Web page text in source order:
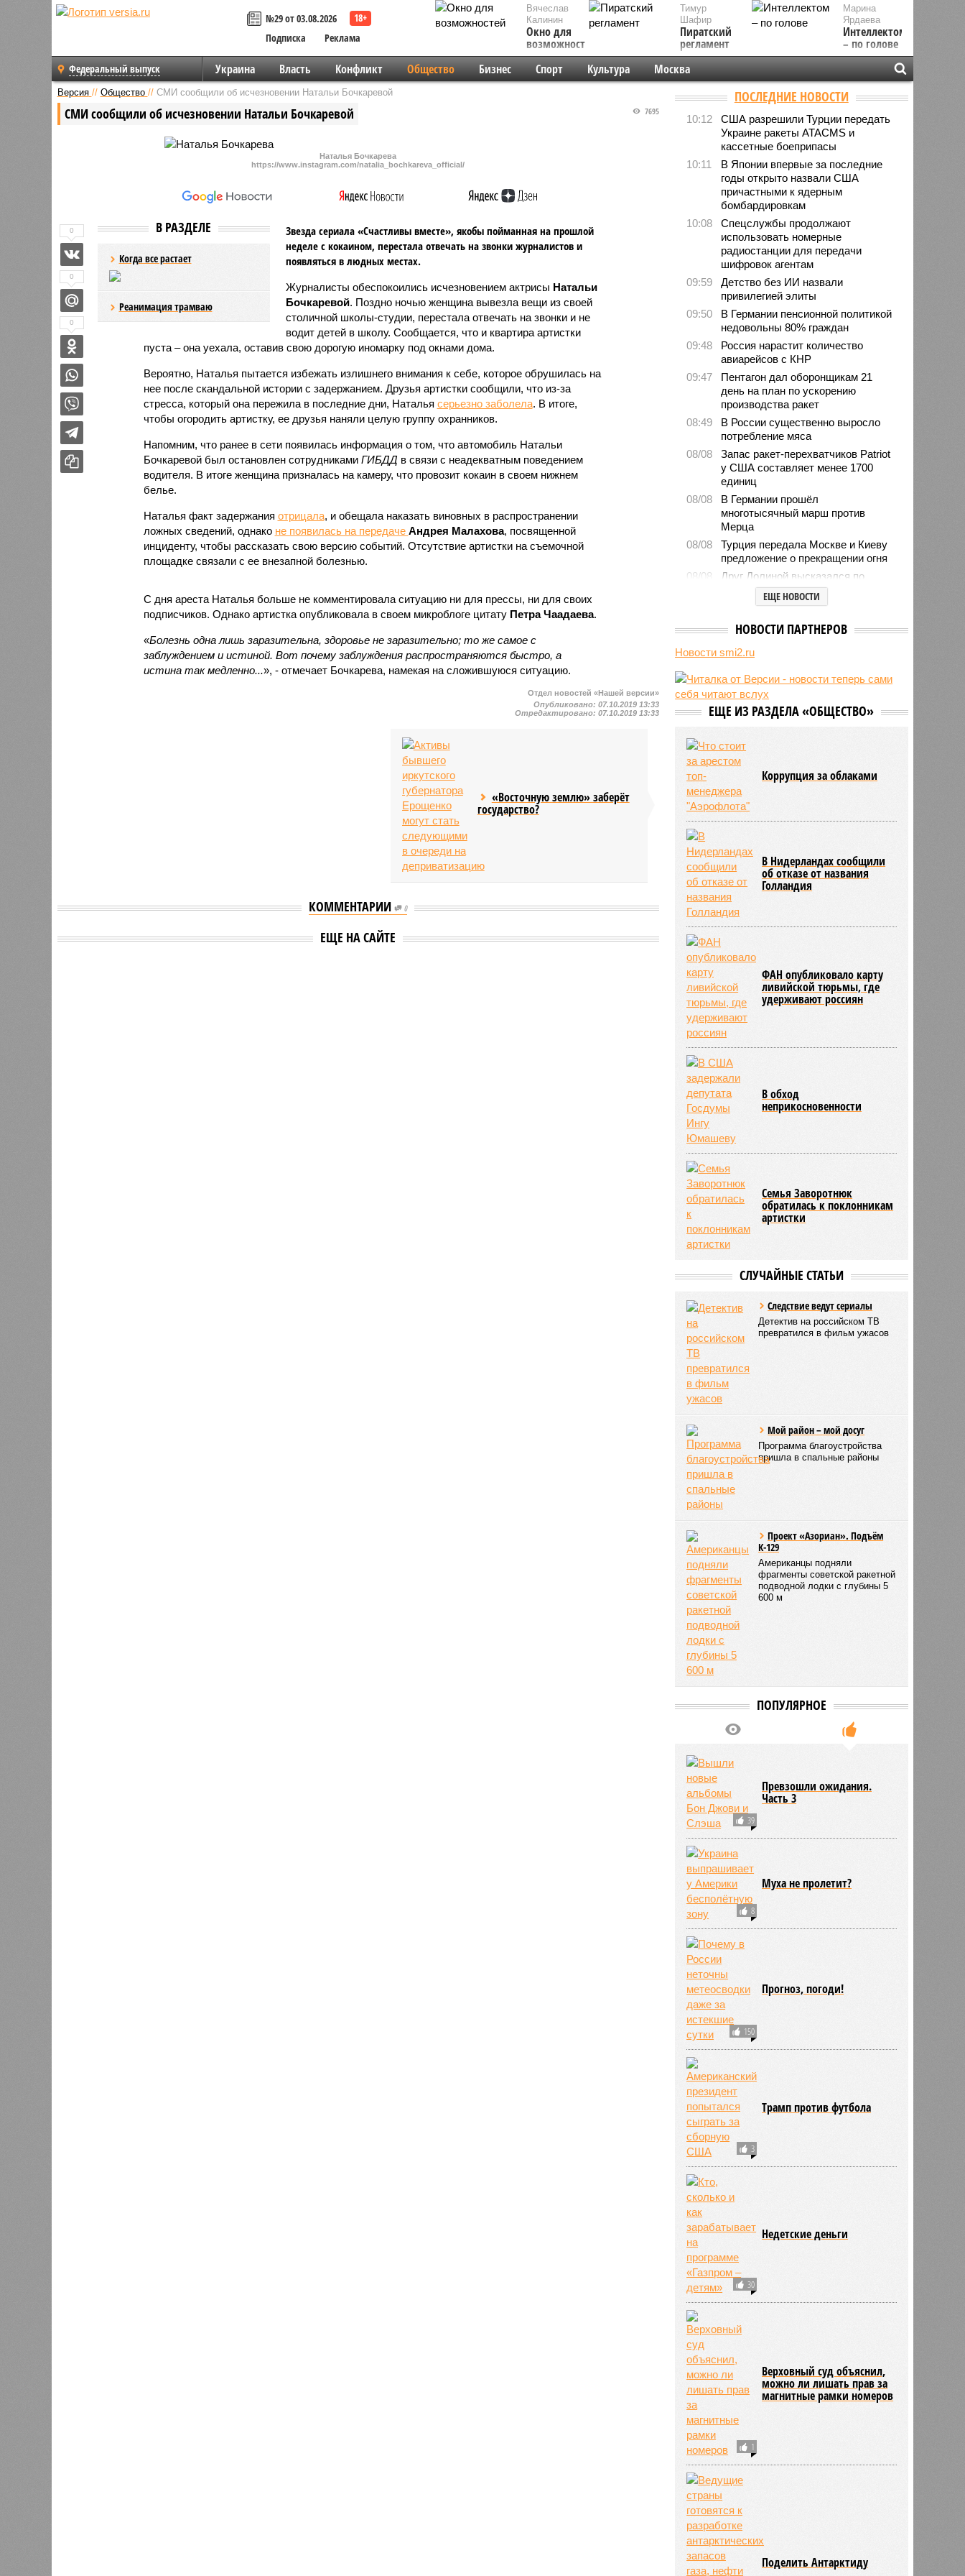
№29 от 03.08.2026
Подписка
Реклама
Вячеслав
Калинин
Окно для
возможностей
Марина
Ярдаева
Интеллектом
– по голове
Тимур
Шафир
Пиратский
регламент
Федеральный выпуск Украина Власть Конфликт Общество Бизнес Спорт Культура Москва
Версия // Общество // СМИ сообщили об исчезновении Натальи Бочкаревой
СМИ сообщили об исчезновении Натальи Бочкаревой 7695
Наталья Бочкарева
https://www.instagram.com/natalia_bochkareva_official/
В РАЗДЕЛЕ
Когда все растает
Реанимация трамваю
Звезда сериала «Счастливы вместе», якобы пойманная на прошлой
неделе с кокаином, перестала отвечать на звонки журналистов и
появляться в людных местах.
Журналисты обеспокоились исчезновением актрисы Натальи
Бочкаревой. Поздно ночью женщина вывезла вещи из своей
столичной школы-студии, перестала отвечать на звонки и не
водит детей в школу. Сообщается, что и квартира артистки
пуста – она уехала, оставив свою дорогую иномарку под окнами дома.
Вероятно, Наталья пытается избежать излишнего внимания к себе, которое обрушилась на
нее после скандальной истории с задержанием. Друзья артистки сообщили, что из-за
стресса, который она пережила в последние дни, Наталья серьезно заболела. В итоге,
чтобы огородить артистку, ее друзья наняли целую группу охранников.
Напомним, что ранее в сети появилась информация о том, что автомобиль Натальи
Бочкаревой был остановлен сотрудниками ГИБДД в связи с неадекватным поведением
водителя. В итоге женщина призналась на камеру, что провозит кокаин в своем нижнем
белье.
Наталья факт задержания отрицала, и обещала наказать виновных в распространении
ложных сведений, однако не появилась на передаче Андрея Малахова, посвященной
инциденту, чтобы рассказать свою версию событий. Отсутствие артистки на съемочной
площадке связали с ее внезапной болезнью.
С дня ареста Наталья больше не комментировала ситуацию ни для прессы, ни для своих
подписчиков. Однако артистка опубликовала в своем микроблоге цитату Петра Чаадаева.
«Болезнь одна лишь заразительна, здоровье не заразительно; то же самое с
заблуждением и истиной. Вот почему заблуждения распространяются быстро, а
истина так медленно...», - отмечает Бочкарева, намекая на сложившуюся ситуацию.
0
0
0
Отдел новостей «Нашей версии»
Опубликовано:07.10.2019 13:33
Отредактировано:07.10.2019 13:33
«Восточную землю» заберёт
государство?
КОММЕНТАРИИ 0
ЕЩЕ НА САЙТЕ
ПОСЛЕДНИЕ НОВОСТИ
10:12
США разрешили Турции передать
Украине ракеты ATACMS и
кассетные боеприпасы
10:11
В Японии впервые за последние
годы открыто назвали США
причастными к ядерным
бомбардировкам
10:08
Спецслужбы продолжают
использовать номерные
радиостанции для передачи
шифровок агентам
09:59
Детство без ИИ назвали
привилегией элиты
09:50
В Германии пенсионной политикой
недовольны 80% граждан
09:48
Россия нарастит количество
авиарейсов с КНР
09:47
Пентагон дал оборонщикам 21
день на план по ускорению
производства ракет
08:49
В России существенно выросло
потребление мяса
08/08
Запас ракет-перехватчиков Patriot
у США составляет менее 1700
единиц
08/08
В Германии прошёл
многотысячный марш против
Мерца
08/08
Турция передала Москве и Киеву
предложение о прекращении огня
08/08
Друг Долиной высказался по
поводу подаренной ей квартиры
Самолёт-разведчик НАТО замечен
России
действий на случай, если кто-то
заблудился в лесу
ЕЩЕ НОВОСТИ
НОВОСТИ ПАРТНЕРОВ
Новости smi2.ru
ЕЩЕ ИЗ РАЗДЕЛА «ОБЩЕСТВО»
Коррупция за облаками
В Нидерландах сообщили
об отказе от названия
Голландия
ФАН опубликовало карту
ливийской тюрьмы, где
удерживают россиян
В обход
неприкосновенности
Семья Заворотнюк
обратилась к поклонникам
артистки
СЛУЧАЙНЫЕ СТАТЬИ
Следствие ведут сериалы
Детектив на российском ТВ
превратился в фильм ужасов
Мой район – мой досуг
Программа благоустройства
пришла в спальные районы
Проект «Азориан». Подъём
К-129
Американцы подняли
фрагменты советской ракетной
подводной лодки с глубины 5
600 м
ПОПУЛЯРНОЕ
39
Превзошли ожидания.
Часть 3
8
Муха не пролетит?
150
Прогноз, погоди!
3
Трамп против футбола
30
Недетские деньги
1
Верховный суд объяснил,
можно ли лишать прав за
магнитные рамки номеров
Поделить Антарктиду